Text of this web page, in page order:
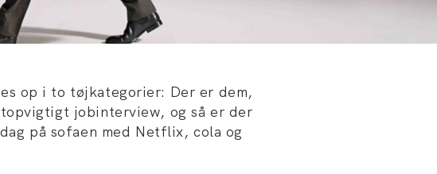
op i to tøjkategorier: Der er dem,
jobinterview, og så er der
på sofaen med Netflix, cola og